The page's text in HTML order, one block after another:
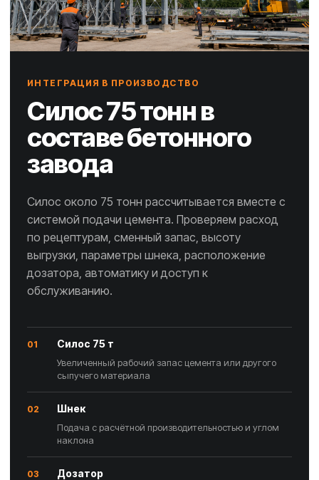
ИНТЕГРАЦИЯ В ПРОИЗВОДСТВО
Силос 75 тонн в
составе бетонного
завода
Силос около 75 тонн рассчитывается вместе с
системой подачи цемента. Проверяем расход
по рецептурам, сменный запас, высоту
выгрузки, параметры шнека, расположение
дозатора, автоматику и доступ к
обслуживанию.
01 Силос 75 т
Увеличенный рабочий запас цемента или другого
сыпучего материала
02 Шнек
Подача с расчётной производительностью и углом
наклона
03 Дозатор